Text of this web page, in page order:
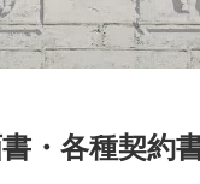
・各種契約